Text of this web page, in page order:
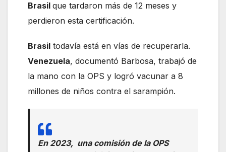
Brasil que tardaron más de 12 meses y
perdieron esta certificación.
Brasil todavía está en vías de recuperarla.
Venezuela, documentó Barbosa, trabajó de
la mano con la OPS y logró vacunar a 8
millones de niños contra el sarampión.
En 2023, una comisión de la OPS